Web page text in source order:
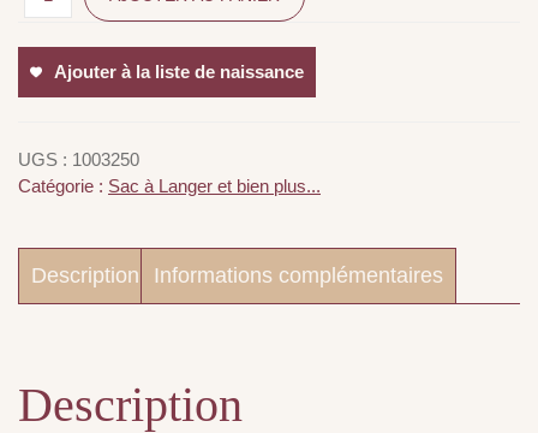
Ajouter à la liste de naissance
UGS : 1003250
Catégorie : Sac à Langer et bien plus...
Description Informations complémentaires
Description